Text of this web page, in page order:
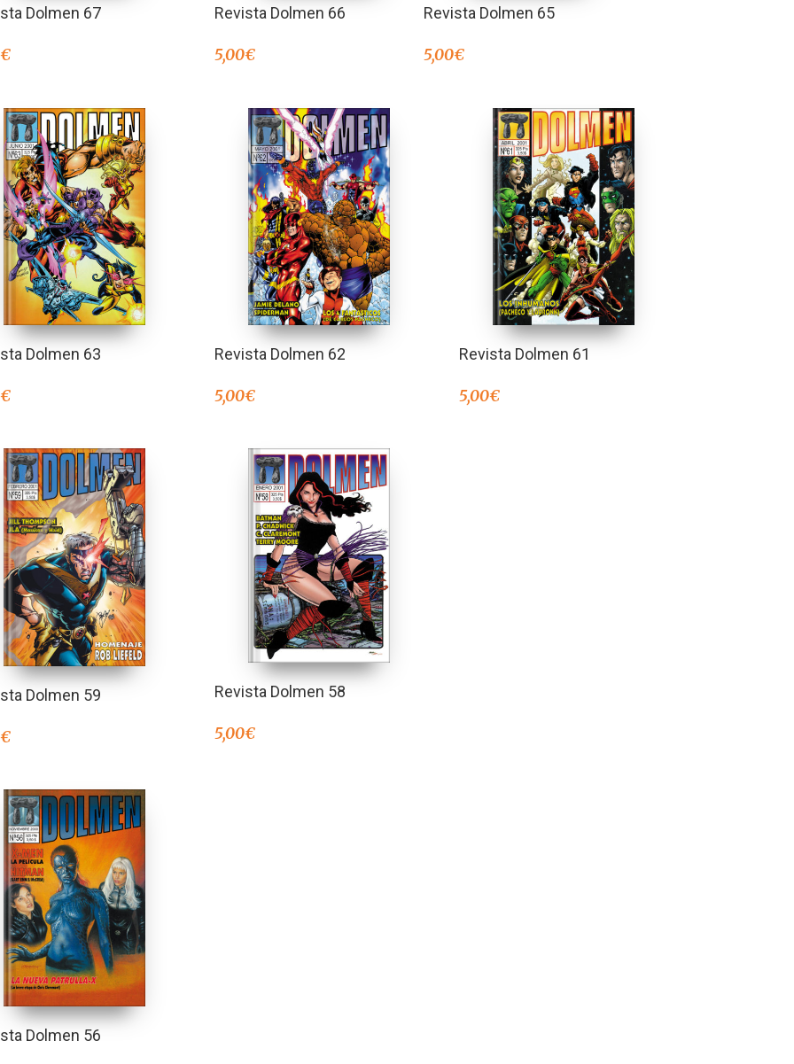
Dolmen 67
€
Revista Dolmen 66
5,00€
Revista Dolmen 65
5,00€
Dolmen 63
€
Revista Dolmen 62
5,00€
Revista Dolmen 61
5,00€
Dolmen 59
€
Revista Dolmen 58
5,00€
Dolmen 56